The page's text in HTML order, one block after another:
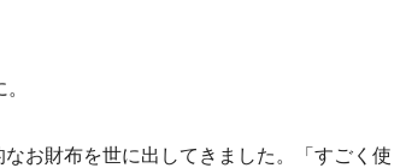
お財布を世に出してきました。「すごく使